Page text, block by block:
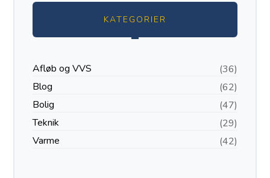
KATEGORIER
Afløb og VVS
(36)
Blog
(62)
Bolig
(47)
Teknik
(29)
Varme
(42)